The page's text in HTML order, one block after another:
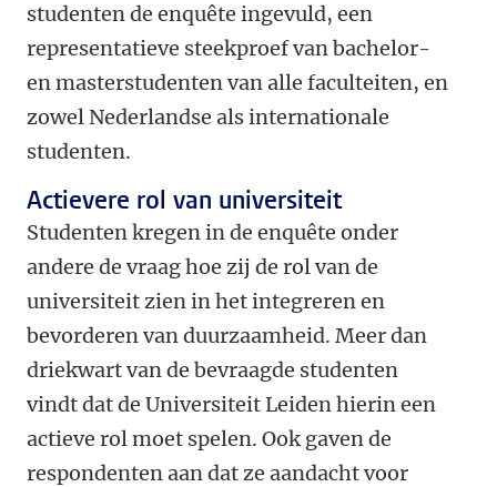
studenten de enquête ingevuld, een
representatieve steekproef van bachelor-
en masterstudenten van alle faculteiten, en
zowel Nederlandse als internationale
studenten.
Actievere rol van universiteit
Studenten kregen in de enquête onder
andere de vraag hoe zij de rol van de
universiteit zien in het integreren en
bevorderen van duurzaamheid. Meer dan
driekwart van de bevraagde studenten
vindt dat de Universiteit Leiden hierin een
actieve rol moet spelen. Ook gaven de
respondenten aan dat ze aandacht voor